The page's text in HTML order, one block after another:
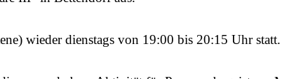
wieder dienstags von 19:00 bis 20:15 Uhr statt.